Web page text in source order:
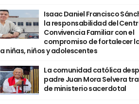
Isaac Daniel Francisco
la responsabilidad del
Convivencia Familiar con el
compromiso de fortalecer
a niñas, niños y adolescentes
La comunidad católica
padre Juan Mora Selvera
de ministerio sacerdotal